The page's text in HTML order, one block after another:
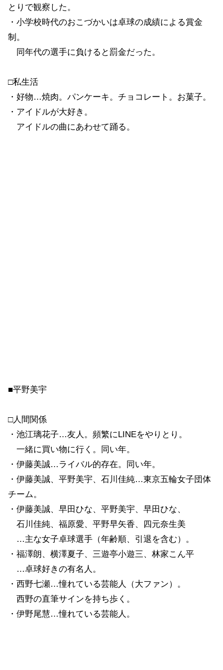
とりで観察した。
・小学校時代のおこづかいは卓球の成績による賞金
制。
同年代の選手に負けると罰金だった。
□私生活
・好物…焼肉。パンケーキ。チョコレート。お菓子。
・アイドルが大好き。
アイドルの曲にあわせて踊る。
■平野美宇
□人間関係
・池江璃花子…友人。頻繁にLINEをやりとり。
一緒に買い物に行く。同い年。
・伊藤美誠…ライバル的存在。同い年。
・伊藤美誠、平野美宇、石川佳純…東京五輪女子団体
チーム。
・伊藤美誠、早田ひな、平野美宇、早田ひな、
石川佳純、福原愛、平野早矢香、四元奈生美
…主な女子卓球選手（年齢順、引退を含む）。
・福澤朗、横澤夏子、三遊亭小遊三、林家こん平
…卓球好きの有名人。
・西野七瀬…憧れている芸能人（大ファン）。
西野の直筆サインを持ち歩く。
・伊野尾慧…憧れている芸能人。